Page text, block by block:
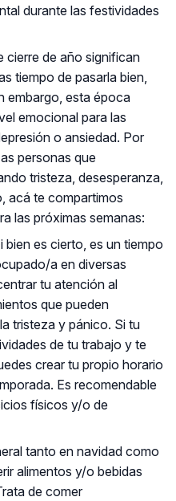
durante las festividades
cierre de año significan
tiempo de pasarla bien,
embargo, esta época
emocional para las
o ansiedad. Por
personas que
tristeza, desesperanza,
acá te compartimos
las próximas semanas:
bien es cierto, es un tiempo
a en diversas
tu atención al
que pueden
tristeza y pánico. Si tu
de tu trabajo y te
crear tu propio horario
Es recomendable
físicos y/o de
tanto en navidad como
alimentos y/o bebidas
de comer